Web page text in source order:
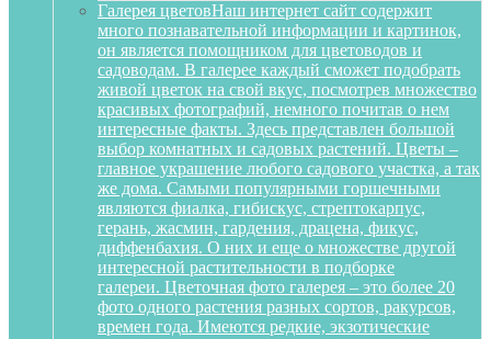
Галерея цветовНаш интернет сайт содержит
много познавательной информации и картинок,
он является помощником для цветоводов и
садоводам. В галерее каждый сможет подобрать
живой цветок на свой вкус, посмотрев множество
красивых фотографий, немного почитав о нем
интересные факты. Здесь представлен большой
выбор комнатных и садовых растений. Цветы –
главное украшение любого садового участка, а так
же дома. Самыми популярными горшечными
являются фиалка, гибискус, стрептокарпус,
герань, жасмин, гардения, драцена, фикус,
диффенбахия. О них и еще о множестве другой
интересной растительности в подборке
галереи. Цветочная фото галерея – это более 20
фото одного растения разных сортов, ракурсов,
времен года. Имеются редкие, экзотические